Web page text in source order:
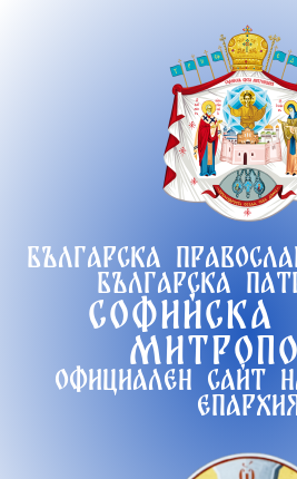
Българска
Българска
Софийска
Официален сайт